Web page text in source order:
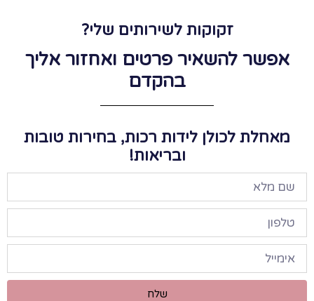
זקוקות לשירותים שלי?
אפשר להשאיר פרטים ואחזור אליך
בהקדם
מאחלת לכולן לידות רכות, בחירות טובות
ובריאות!
שלח